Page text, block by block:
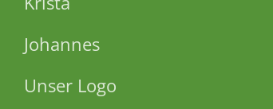
Johannes
Unser Logo